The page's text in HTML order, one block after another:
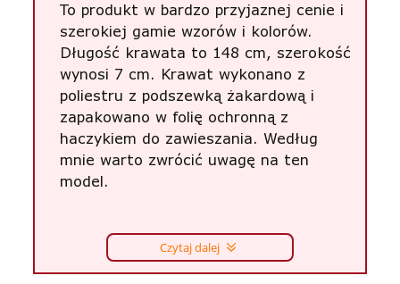
To produkt w bardzo przyjaznej cenie i
szerokiej gamie wzorów i kolorów.
Długość krawata to 148 cm, szerokość
wynosi 7 cm. Krawat wykonano z
poliestru z podszewką żakardową i
zapakowano w folię ochronną z
haczykiem do zawieszania. Według
mnie warto zwrócić uwagę na ten
model.
Czytaj dalej